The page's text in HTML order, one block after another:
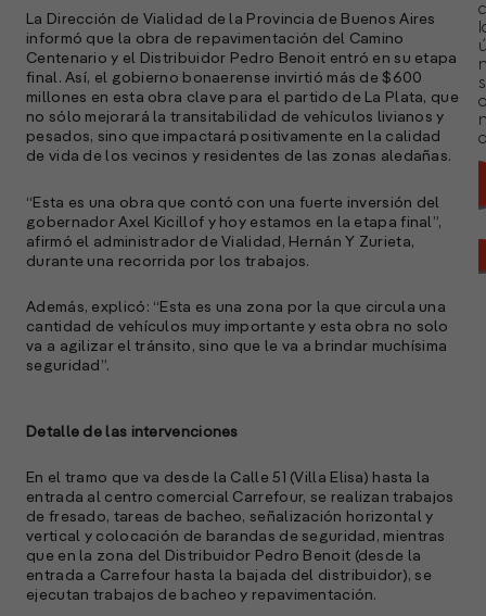
La Dirección de Vialidad de la Provincia de Buenos Aires
informó que la obra de repavimentación del Camino
Centenario y el Distribuidor Pedro Benoit entró en su etapa
final. Así, el gobierno bonaerense invirtió más de $600
millones en esta obra clave para el partido de La Plata, que
no sólo mejorará la transitabilidad de vehículos livianos y
pesados, sino que impactará positivamente en la calidad
de vida de los vecinos y residentes de las zonas aledañas.
“Esta es una obra que contó con una fuerte inversión del
gobernador Axel Kicillof y hoy estamos en la etapa final”,
afirmó el administrador de Vialidad, Hernán Y Zurieta,
durante una recorrida por los trabajos.
Además, explicó: “Esta es una zona por la que circula una
cantidad de vehículos muy importante y esta obra no solo
va a agilizar el tránsito, sino que le va a brindar muchísima
seguridad”.
Detalle de las intervenciones
En el tramo que va desde la Calle 51 (Villa Elisa) hasta la
entrada al centro comercial Carrefour, se realizan trabajos
de fresado, tareas de bacheo, señalización horizontal y
vertical y colocación de barandas de seguridad, mientras
que en la zona del Distribuidor Pedro Benoit (desde la
entrada a Carrefour hasta la bajada del distribuidor), se
ejecutan trabajos de bacheo y repavimentación.